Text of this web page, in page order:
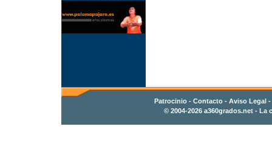
Patrocinio- Contacto- Aviso Legal -
© 2004-2026 a360grados.net- La